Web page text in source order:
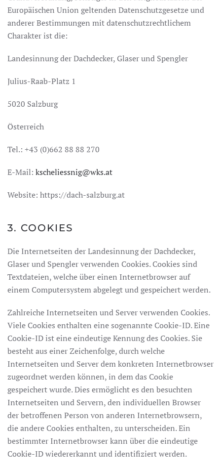
Europäischen Union geltenden Datenschutzgesetze und
anderer Bestimmungen mit datenschutzrechtlichem
Charakter ist die:
Landesinnung der Dachdecker, Glaser und Spengler
Julius-Raab-Platz 1
5020 Salzburg
Österreich
Tel.: +43 (0)662 88 88 270
E-Mail: kscheliessnig@wks.at
Website: https://dach-salzburg.at
3. COOKIES
Die Internetseiten der Landesinnung der Dachdecker,
Glaser und Spengler verwenden Cookies. Cookies sind
Textdateien, welche über einen Internetbrowser auf
einem Computersystem abgelegt und gespeichert werden.
Zahlreiche Internetseiten und Server verwenden Cookies.
Viele Cookies enthalten eine sogenannte Cookie-ID. Eine
Cookie-ID ist eine eindeutige Kennung des Cookies. Sie
besteht aus einer Zeichenfolge, durch welche
Internetseiten und Server dem konkreten Internetbrowser
zugeordnet werden können, in dem das Cookie
gespeichert wurde. Dies ermöglicht es den besuchten
Internetseiten und Servern, den individuellen Browser
der betroffenen Person von anderen Internetbrowsern,
die andere Cookies enthalten, zu unterscheiden. Ein
bestimmter Internetbrowser kann über die eindeutige
Cookie-ID wiedererkannt und identifiziert werden.